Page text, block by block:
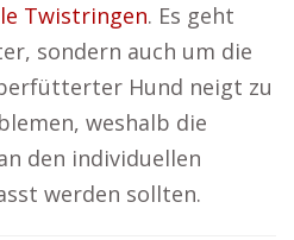
Twistringen. Es geht
sondern auch um die
Hund neigt zu
weshalb die
den individuellen
werden sollten.